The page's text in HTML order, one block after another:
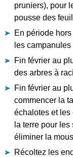
pruniers), pour
pousse des
En période
les
Fin février au
des arbres à
Fin février au
commencer la
échalotes et les
la terre pour
éliminer la
Récoltez les